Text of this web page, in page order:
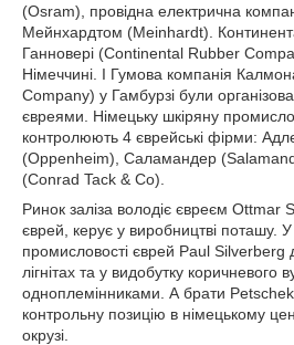
(Osram), провідна електрична
Мейнхардтом (Meinhardt).
Ганновері (Continental Rubber
Німеччині. І Гумова компанія
Company) у Гамбурзі були
євреями. Німецьку шкіряну
контролюють 4 єврейські фірми:
(Oppenheim), Саламандер
(Conrad Tack & Co).
Ринок заліза володіє євреєм Ottmar
єврей, керує у виробництві поташу. У
промисловості єврей Paul Silverberg
лігнітах та у видобутку коричневого
одноплемінниками. А брати
контрольну позицію в німецькому
окрузі.